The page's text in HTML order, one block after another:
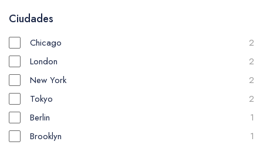
Ciudades
Chicago
2
London
2
New York
2
Tokyo
2
Berlin
1
Brooklyn
1